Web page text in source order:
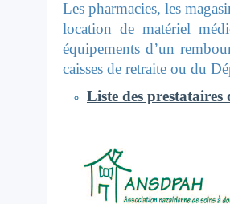
Les pharmacies, les
location de matériel
équipements d’un
caisses de retraite ou du
Liste des